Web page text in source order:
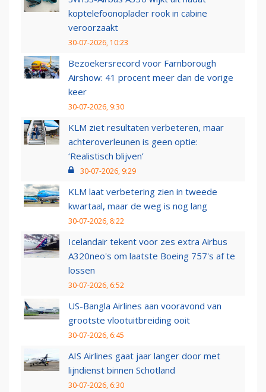
koptelefoonoplader rook in cabine
veroorzaakt
30-07-2026, 10:23
Bezoekersrecord voor Farnborough
Airshow: 41 procent meer dan de vorige
keer
30-07-2026, 9:30
KLM ziet resultaten verbeteren, maar
achteroverleunen is geen optie:
‘Realistisch blijven’
30-07-2026, 9:29
KLM laat verbetering zien in tweede
kwartaal, maar de weg is nog lang
30-07-2026, 8:22
Icelandair tekent voor zes extra Airbus
A320neo's om laatste Boeing 757's af te
lossen
30-07-2026, 6:52
US-Bangla Airlines aan vooravond van
grootste vlootuitbreiding ooit
30-07-2026, 6:45
AIS Airlines gaat jaar langer door met
lijndienst binnen Schotland
30-07-2026, 6:30